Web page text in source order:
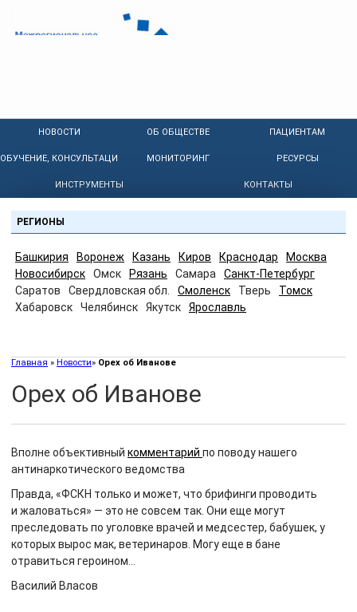
НОВОСТИ ОБ ОБЩЕСТВЕ ПАЦИЕНТАМ
ОБУЧЕНИЕ, КОНСУЛЬТАЦИИ МОНИТОРИНГ РЕСУРСЫ
ИНСТРУМЕНТЫ КОНТАКТЫ
РЕГИОНЫ
Башкирия Воронеж Казань Киров Краснодар
Москва
Новосибирск
Омск Рязань Самара
Санкт-Петербург
Саратов
Свердловская обл. Смоленск Тверь
Томск
Хабаровск
Челябинск Якутск Ярославль
Главная » Новости» Орех об Иванове
Орех об Иванове
Вполне объективный комментарий по поводу нашего
антинаркотического ведомства
Правда, «ФСКН только и может, что брифинги проводить
и жаловаться» — это не совсем так. Они еще могут
преследовать по уголовке врачей и медсестер, бабушек, у
которых вырос мак, ветеринаров. Могу еще в бане
отравиться героином…
Василий Власов